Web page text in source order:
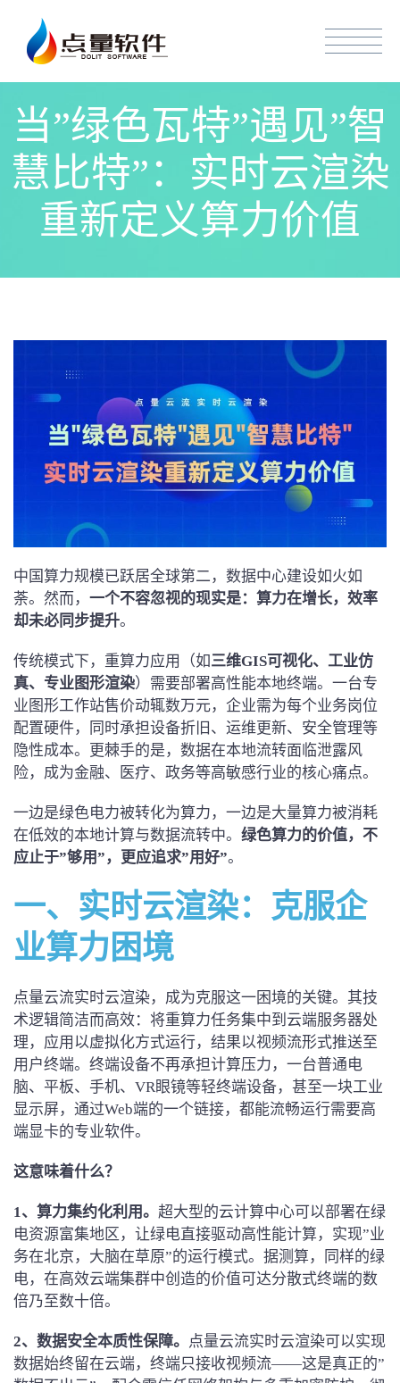
当”绿色瓦特”遇见”智
慧比特”：实时云渲染
重新定义算力价值
中国算力规模已跃居全球第二，数据中心建设如火如
荼。然而， 一个不容忽视的现实是：算力在增长，效率
却未必同步提升。
传统模式下，重算力应用（如三维GIS可视化、工业仿
真、专业图形渲染）需要部署高性能本地终端。一台专
业图形工作站售价动辄数万元，企业需为每个业务岗位
配置硬件，同时承担设备折旧、运维更新、安全管理等
隐性成本。更棘手的是，数据在本地流转面临泄露风
险，成为金融、医疗、政务等高敏感行业的核心痛点。
一边是绿色电力被转化为算力，一边是大量算力被消耗
在低效的本地计算与数据流转中。 绿色算力的价值，不
应止于”够用”，更应追求”用好”。
一、 实时云渲染： 克服企
业算力困境
点量云流实时云渲染，成为克服这一困境的关键。其技
术逻辑简洁而高效：将重算力任务集中到云端服务器处
理，应用以虚拟化方式运行，结果以视频流形式推送至
用户终端。终端设备不再承担计算压力，一台普通电
脑、平板、手机、VR眼镜等轻终端设备，甚至一块工业
显示屏，通过Web端的一个链接，都能流畅运行需要高
端显卡的专业软件。
这意味着什么？
1、 算力集约化利用。 超大型的云计算中心可以部署在绿
电资源富集地区，让绿电直接驱动高性能计算，实现”业
务在北京，大脑在草原”的运行模式。据测算，同样的绿
电，在高效云端集群中创造的价值可达分散式终端的数
倍乃至数十倍。
2、 数据安全本质性保障。 点量云流实时云渲染可以实现
数据始终留在云端，终端只接收视频流——这是真正的”